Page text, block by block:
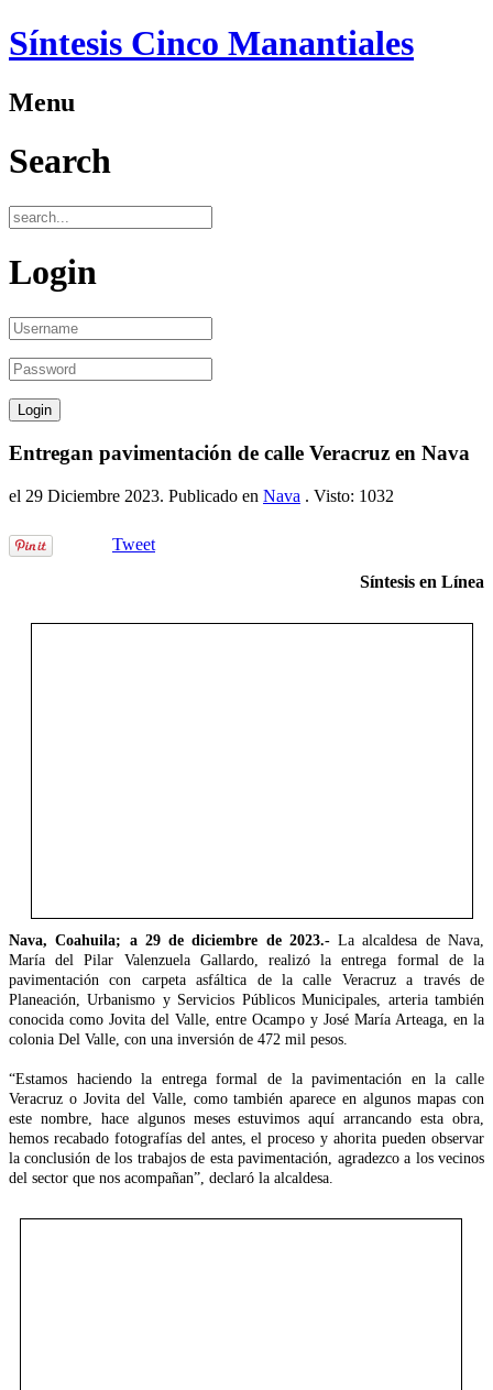
Síntesis Cinco Manantiales
Menu
Search
Login
Entregan pavimentación de calle Veracruz en Nava
el 29 Diciembre 2023. Publicado en Nava . Visto: 1032
Tweet
Síntesis en Línea
Nava, Coahuila; a 29 de diciembre de 2023.-La alcaldesa de Nava,
María del Pilar Valenzuela Gallardo, realizó la entrega formal de la
pavimentación con carpeta asfáltica de la calle Veracruz a través de
Planeación, Urbanismo y Servicios Públicos Municipales, arteria también
conocida como Jovita del Valle, entre Ocampo y José María Arteaga, en la
colonia Del Valle, con una inversión de 472 mil pesos.
“Estamos haciendo la entrega formal de la pavimentación en la calle
Veracruz o Jovita del Valle, como también aparece en algunos mapas con
este nombre, hace algunos meses estuvimos aquí arrancando esta obra,
hemos recabado fotografías del antes, el proceso y ahorita pueden observar
la conclusión de los trabajos de esta pavimentación, agradezco a los vecinos
del sector que nos acompañan”, declaró la alcaldesa.